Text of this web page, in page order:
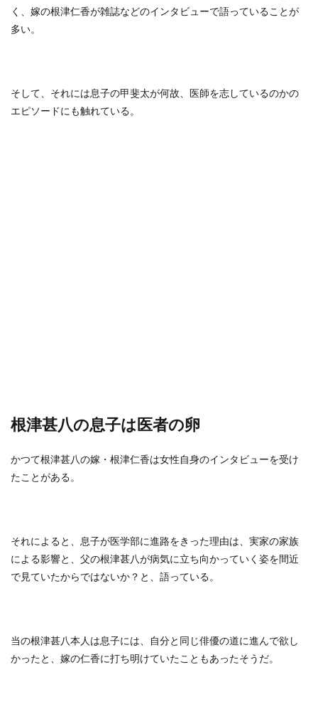
く、嫁の根津仁香が雑誌などのインタビューで語っていることが
多い。
そして、それには息子の甲斐太が何故、医師を志しているのかの
エピソードにも触れている。
根津甚八の息子は医者の卵
かつて根津甚八の嫁・根津仁香は女性自身のインタビューを受け
たことがある。
それによると、息子が医学部に進路をきった理由は、実家の家族
による影響と、父の根津甚八が病気に立ち向かっていく姿を間近
で見ていたからではないか？と、語っている。
当の根津甚八本人は息子には、自分と同じ俳優の道に進んで欲し
かったと、嫁の仁香に打ち明けていたこともあったそうだ。